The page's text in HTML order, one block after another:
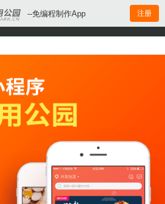
--免编程制作App 注册